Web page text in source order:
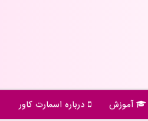
آموزش درباره اسمارت كاور